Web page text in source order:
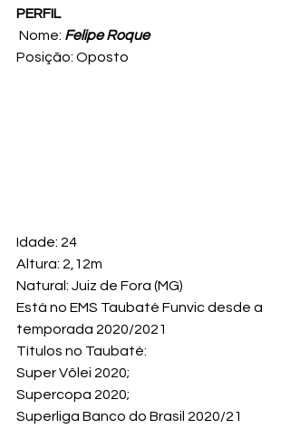
PERFIL
Nome: Felipe Roque
Posição: Oposto
Idade: 24
Altura: 2,12m
Natural: Juiz de Fora (MG)
Está no EMS Taubaté Funvic desde a
temporada 2020/2021
Títulos no Taubaté:
Super Vôlei 2020;
Supercopa 2020;
Superliga Banco do Brasil 2020/21